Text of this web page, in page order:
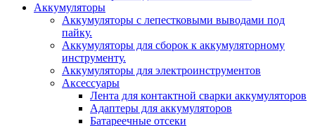
Аккумуляторы
Аккумуляторы с лепестковыми выводами под
пайку.
Аккумуляторы для сборок к аккумуляторному
инструменту.
Аккумуляторы для электроинструментов
Аксессуары
Лента для контактной сварки аккумуляторов
Адаптеры для аккумуляторов
Батареечные отсеки